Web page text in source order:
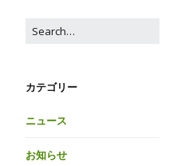
カテゴリー
ニュース
お知らせ